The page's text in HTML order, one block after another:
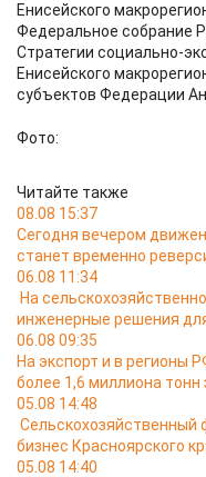
Енисейского
Федеральное собрание
Стратегии социально-
Енисейского
субъектов Федерации
Фото:
Читайте также
08.08 15:37
Сегодня вечером
станет временно
06.08 11:34
На
инженерные решения
06.08 09:35
На экспорт и в регионы
более 1,6 миллиона тонн
05.08 14:48
Сельскохозяйственный
бизнес Красноярского
05.08 14:40